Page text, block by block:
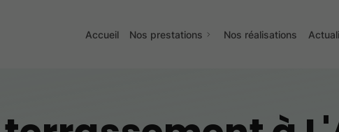
Accueil Nos prestations Nos réalisations